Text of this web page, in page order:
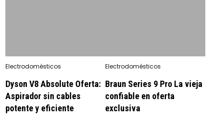
Posted
Electrodomésticos
Dyson V8 Absolute Oferta:
Aspirador sin cables
potente y eficiente
Posted
Electrodomésticos
Braun Series 9 Pro La vieja
confiable en oferta
exclusiva